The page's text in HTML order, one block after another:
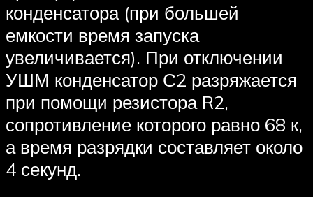
конденсатора (при большей
емкости время запуска
увеличивается). При отключении
УШМ конденсатор С2 разряжается
при помощи резистора R2,
сопротивление которого равно 68 к,
а время разрядки составляет около
4 секунд.